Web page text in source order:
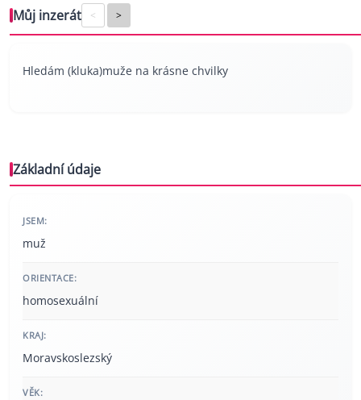
Můj inzerát < >
Hledám (kluka)muže na krásne chvilky
Základní údaje
JSEM:
muž
ORIENTACE:
homosexuální
KRAJ:
Moravskoslezský
VĚK: